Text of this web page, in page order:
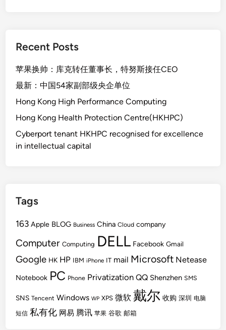
Recent Posts
苹果换帅：库克转任董事长，特努斯接任CEO
最新：中国54家副部级央企单位
Hong Kong High Performance Computing
Hong Kong Health Protection Centre(HKHPC)
Cyberport tenant HKHPC recognised for excellence
in intellectual capital
Tags
163 Apple BLOG Business China Cloud company
Computer Computing DELL Facebook Gmail
Google HK HP IBM iPhone IT mail Microsoft Netease
Notebook PC Phone Privatization QQ Shenzhen SMS
SNS Tencent Windows WP XPS 微软 戴尔 收购 深圳 电脑
短信 私有化 网易 腾讯 苹果 谷歌 邮箱